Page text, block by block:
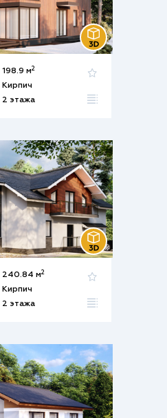
198.9 м2
Кирпич
2 этажа
240.84 м2
Кирпич
2 этажа